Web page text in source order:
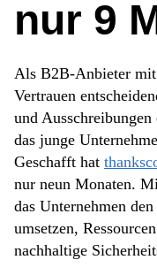
nur 9
Als B2B-Anbieter mit
Vertrauen
und
das junge
Geschafft hat
nur neun Monaten.
das Unternehmen
umsetzen,
nachhaltige